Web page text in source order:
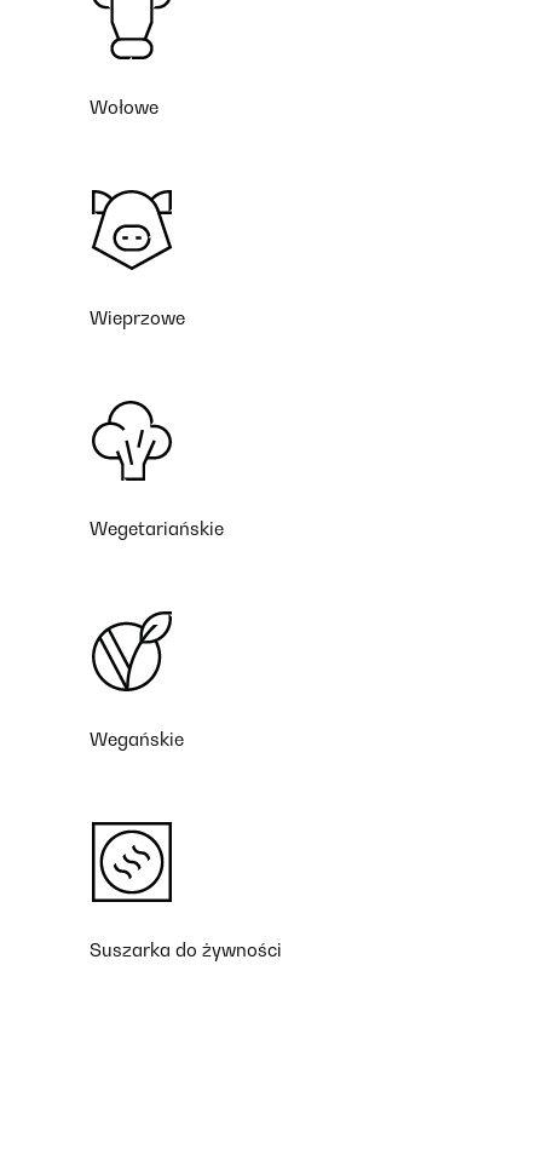
Wołowe
Wieprzowe
Wegetariańskie
Wegańskie
Suszarka do żywności